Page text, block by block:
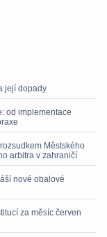
její dopady
od implementace
Městského
arbitra v zahraničí
nové obalové
za měsíc červen